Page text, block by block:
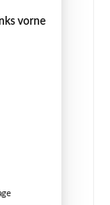
vorne